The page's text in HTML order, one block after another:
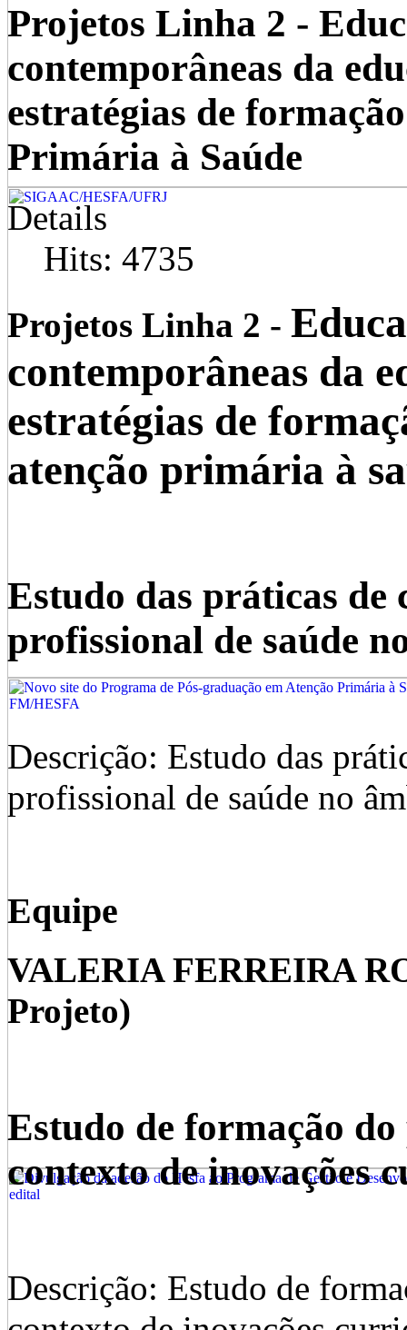
Projetos Linha 2 -
contemporâneas da
estratégias de
Primária à Saúde
Details
Hits: 4735
Projetos Linha 2 -
contemporâneas da
estratégias de
atenção primária à
Estudo das práticas de
profissional de saúde
Descrição: Estudo das
profissional de saúde no
Equipe
VALERIA FERREIRA
Projeto)
Estudo de formação
contexto de inovações
Descrição: Estudo de